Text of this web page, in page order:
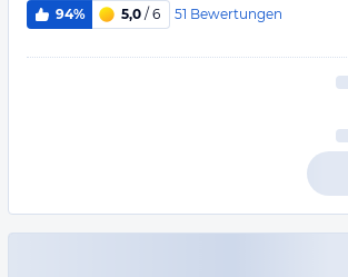
94% 5,0 / 6 51 Bewertungen